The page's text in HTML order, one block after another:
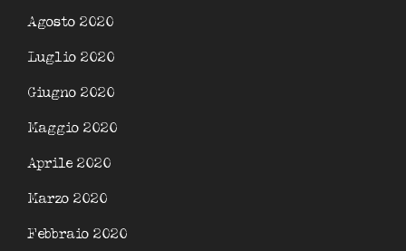
Agosto 2020
Luglio 2020
Giugno 2020
Maggio 2020
Aprile 2020
Marzo 2020
Febbraio 2020